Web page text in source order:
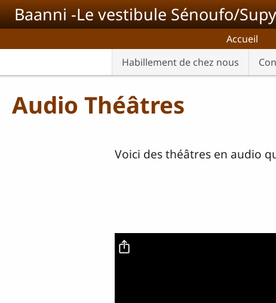
Aller au contenu principal
Baanni -Le vestibule Sénoufo/
Accueil
Habillement de chez nous
Audio Théâtres
Voici des théâtres en audio